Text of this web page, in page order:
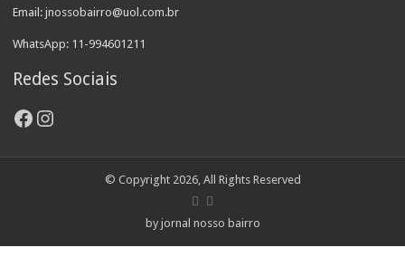
Email: jnossobairro@uol.com.br
WhatsApp: 11-994601211
Redes Sociais
Facebook
Instagram
© Copyright 2026, All Rights Reserved
by jornal nosso bairro